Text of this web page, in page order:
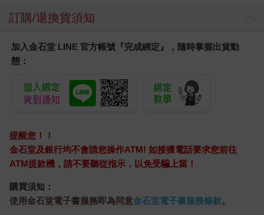
訂購/退換貨須知
加入金石堂 LINE 官方帳號『完成綁定』，隨時掌握出貨動
態：
提醒您！！
金石堂及銀行均不會請您操作ATM! 如接獲電話要求您前往
ATM提款機，請不要聽從指示，以免受騙上當！
購買須知：
使用金石堂電子書服務即為同意金石堂電子書服務條款。